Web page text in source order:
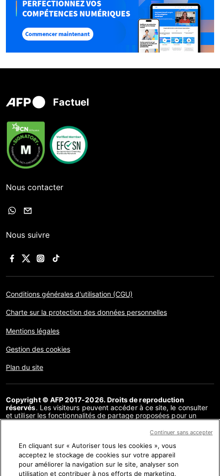
Factuel
Nous contacter
Nous suivre
Conditions générales d'utilisation (CGU)
Charte sur la protection des données personnelles
Mentions légales
Gestion des cookies
Plan du site
Copyright © AFP 2017-2026. Droits de reproduction
réservés. Les visiteurs peuvent accéder à ce site, le consulter
et utiliser les fonctionnalités de partage proposées pour un
communication au public, distribution de tout ou partie du
soit, sans licence spécifique signée avec l’AFP, est interdite. Les
éléments analysés dans le cadre de chaque factuel sont
présentés ou font l’objet de liens dans la mesure nécessaire à la
bonne compréhension de la vérification de l’information
En cliquant sur « Autoriser tous les cookies », vous
acceptez le stockage de cookies sur votre appareil
pour améliorer la navigation sur le site, analyser son
utilisation et contribuer à nos efforts de marketing.
Continuer sans accepter